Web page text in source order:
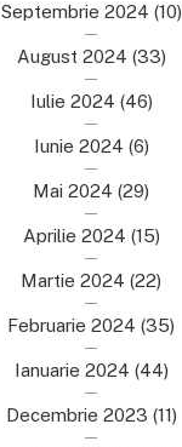
Septembrie 2024 (10)
August 2024 (33)
Iulie 2024 (46)
Iunie 2024 (6)
Mai 2024 (29)
Aprilie 2024 (15)
Martie 2024 (22)
Februarie 2024 (35)
Ianuarie 2024 (44)
Decembrie 2023 (11)